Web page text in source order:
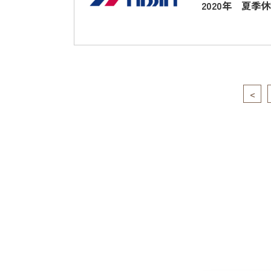
2020年 夏季
<